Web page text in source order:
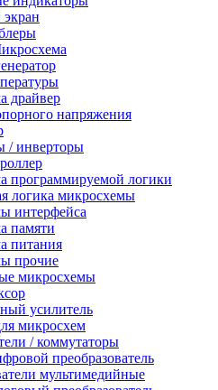
драйвер
напряжения
/ инверторы
программируемой логики
логика микросхемы
интерфейса
памяти
питания
прочие
микросхемы
усилитель
микросхем
/ коммутаторы
преобразователь
мультимедийные